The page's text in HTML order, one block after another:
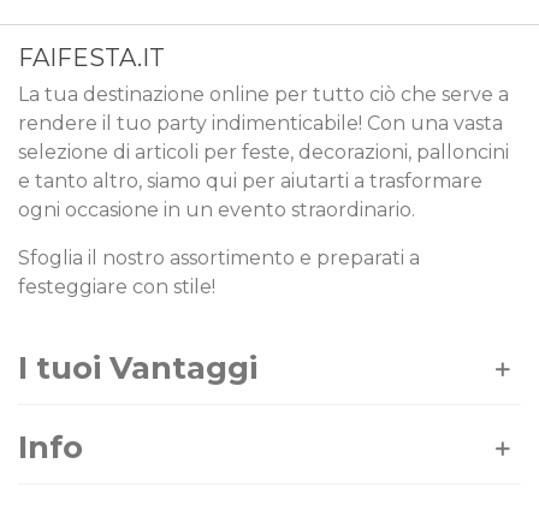
FAIFESTA.IT
La tua destinazione online per tutto ciò che serve a
rendere il tuo party indimenticabile! Con una vasta
selezione di articoli per feste, decorazioni, palloncini
e tanto altro, siamo qui per aiutarti a trasformare
ogni occasione in un evento straordinario.
Sfoglia il nostro assortimento e preparati a
festeggiare con stile!
I tuoi Vantaggi
Info